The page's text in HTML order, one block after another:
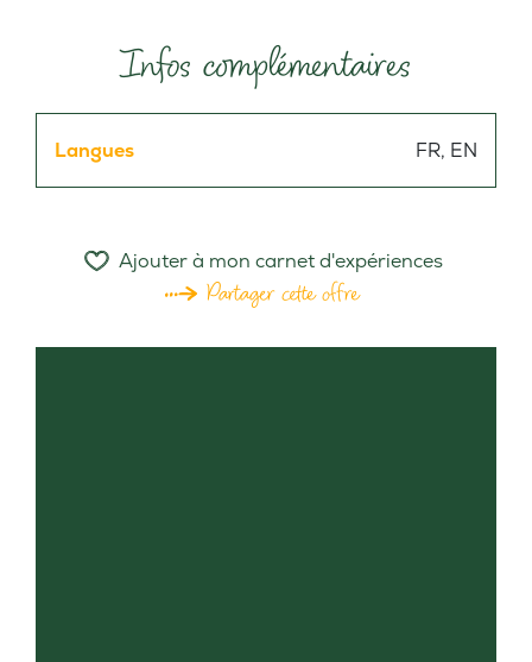
Infos complémentaires
Langues FR, EN
Ajouter à mon carnet d'expériences
Partager cette offre